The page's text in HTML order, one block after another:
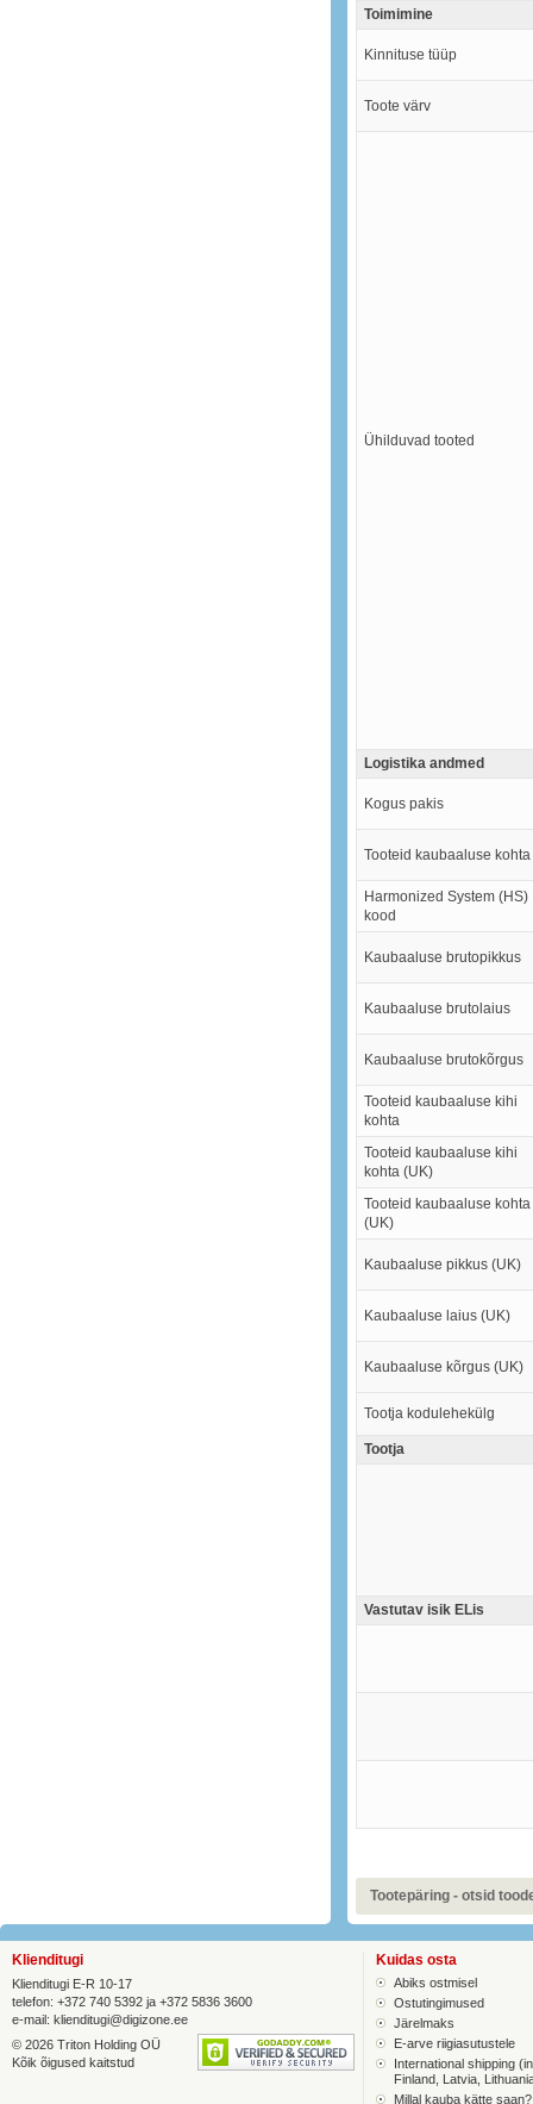
Toimimine
Kinnituse tüüp
Toote värv
Ühilduvad tooted
Logistika andmed
Kogus pakis
Tooteid kaubaaluse kohta
Harmonized System (HS)
kood
Kaubaaluse brutopikkus
Kaubaaluse brutolaius
Kaubaaluse brutokõrgus
Tooteid kaubaaluse kihi
kohta
Tooteid kaubaaluse kihi
kohta (UK)
Tooteid kaubaaluse kohta
(UK)
Kaubaaluse pikkus (UK)
Kaubaaluse laius (UK)
Kaubaaluse kõrgus (UK)
Tootja kodulehekülg
Tootja
Vastutav isik ELis
Tootepäring - otsid
Klienditugi
Klienditugi E-R 10-17
telefon: +372 740 5392 ja +372 5836 3600
e-mail: klienditugi@digizone.ee
© 2026 Triton Holding OÜ
Kõik õigused kaitstud
Kuidas osta
Abiks ostmisel
Ostutingimused
Järelmaks
E-arve riigiasutustele
International shipping
Finland, Latvia,
Millal kauba kätte saan?